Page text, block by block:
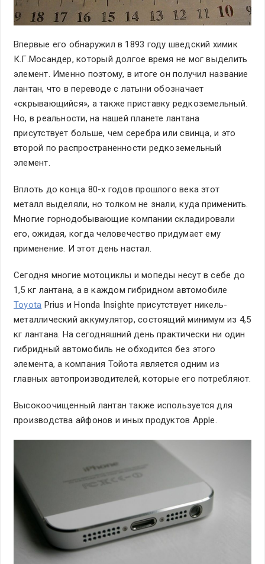
Впервые его обнаружил в 1893 году шведский химик
К.Г.Мосандер, который долгое время не мог выделить
элемент. Именно поэтому, в итоге он получил название
лантан, что в переводе с латыни обозначает
«скрывающийся», а также приставку редкоземельный.
Но, в реальности, на нашей планете лантана
присутствует больше, чем серебра или свинца, и это
второй по распространенности редкоземельный
элемент.
Вплоть до конца 80-х годов прошлого века этот
металл выделяли, но толком не знали, куда применить.
Многие горнодобывающие компании складировали
его, ожидая, когда человечество придумает ему
применение. И этот день настал.
Сегодня многие мотоциклы и мопеды несут в себе до
1,5 кг лантана, а в каждом гибридном автомобиле
Toyota Prius и Honda Insightе присутствует никель-
металлический аккумулятор, состоящий минимум из 4,5
кг лантана. На сегодняшний день практически ни один
гибридный автомобиль не обходится без этого
элемента, а компания Тойота является одним из
главных автопроизводителей, которые его потребляют.
Высокоочищенный лантан также используется для
производства айфонов и иных продуктов Apple.